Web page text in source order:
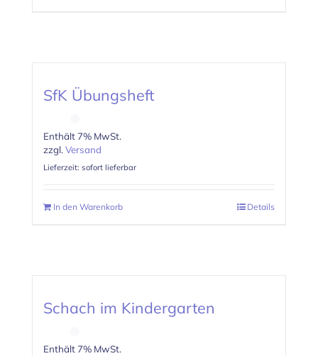
SfK Übungsheft
Enthält 7% MwSt.
zzgl. Versand
Lieferzeit: sofort lieferbar
In den Warenkorb Details
Schach im Kindergarten
Enthält 7% MwSt.